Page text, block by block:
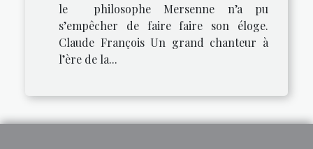
le philosophe Mersenne n’a pu
s’empêcher de faire faire son éloge.
Claude François Un grand chanteur à
l’ère de la...